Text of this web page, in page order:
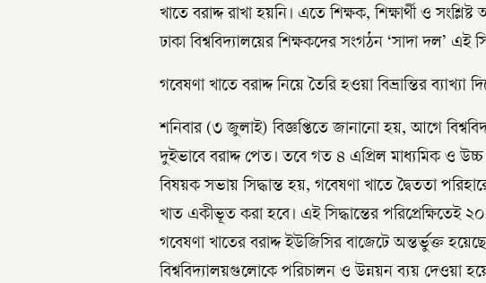
খাতে বরাদ্দ রাখা হয়নি। এতে শিক্ষক, শিক্ষার্থী ও
ঢাকা বিশ্ববিদ্যালয়ের শিক্ষকদের সংগঠন ‘সাদা দল’ এই
গবেষণা খাতে বরাদ্দ নিয়ে তৈরি হওয়া বিভ্রান্তির
শনিবার (৩ জুলাই) বিজ্ঞপ্তিতে জানানো হয়, আগে
দুইভাবে বরাদ্দ পেত। তবে গত ৪ এপ্রিল মাধ্যমিক ও উচ্চ
বিষয়ক সভায় সিদ্ধান্ত হয়, গবেষণা খাতে দ্বৈততা
খাত একীভূত করা হবে। এই সিদ্ধান্তের পরিপ্রেক্ষিতেই
গবেষণা খাতের বরাদ্দ ইউজিসির বাজেটে অন্তর্ভুক্ত
বিশ্ববিদ্যালয়গুলোকে পরিচালন ও উন্নয়ন ব্যয় দেওয়া